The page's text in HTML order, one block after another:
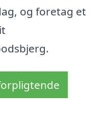
og foretag et